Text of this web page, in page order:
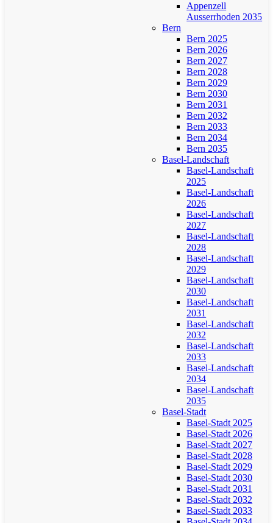
Appenzell
Ausserrhoden 2035
Bern
Bern 2025
Bern 2026
Bern 2027
Bern 2028
Bern 2029
Bern 2030
Bern 2031
Bern 2032
Bern 2033
Bern 2034
Bern 2035
Basel-Landschaft
Basel-Landschaft
2025
Basel-Landschaft
2026
Basel-Landschaft
2027
Basel-Landschaft
2028
Basel-Landschaft
2029
Basel-Landschaft
2030
Basel-Landschaft
2031
Basel-Landschaft
2032
Basel-Landschaft
2033
Basel-Landschaft
2034
Basel-Landschaft
2035
Basel-Stadt
Basel-Stadt 2025
Basel-Stadt 2026
Basel-Stadt 2027
Basel-Stadt 2028
Basel-Stadt 2029
Basel-Stadt 2030
Basel-Stadt 2031
Basel-Stadt 2032
Basel-Stadt 2033